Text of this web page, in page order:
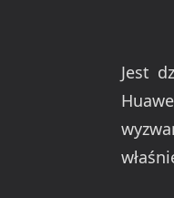
Jest